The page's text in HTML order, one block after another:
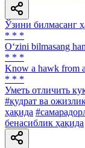
Ўзини билмасанг
* * *
O‘zini bilmasang
* * *
Know а hawk from
* * *
Уметь отличить
#қудрат ва
ҳақида
бенасиблик ҳақида